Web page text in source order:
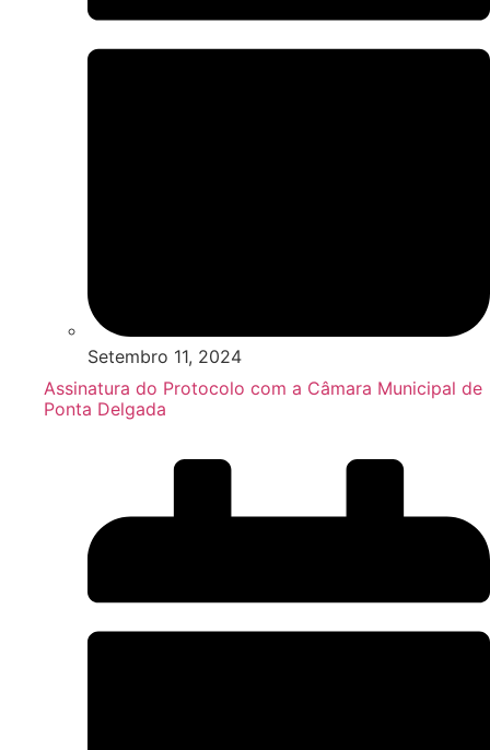
Setembro 11, 2024
Assinatura do Protocolo com a Câmara Municipal de
Ponta Delgada